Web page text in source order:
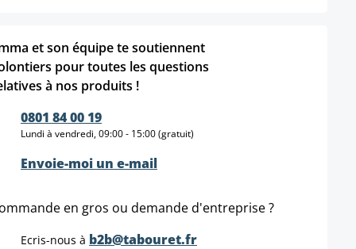
et son équipe te soutiennent
pour toutes les questions
à nos produits !
0801 84 00 19
Lundi à vendredi, 09:00 - 15:00 (gratuit)
Envoie-moi un e-mail
en gros ou demande d'entreprise ?
Ecris-nous à b2b@tabouret.fr